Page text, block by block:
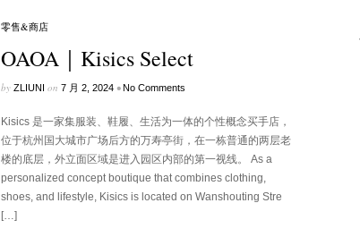
零售&商店
OAOA｜Kisics Select
by ZLIUNI on 7 月 2, 2024 •No Comments
Kisics 是一家集服装、鞋履、生活为一体的个性概念买手店，
位于杭州国大城市广场后方的万寿亭街，在一栋普通的两层老
楼的底层，外立面区域是进入园区内部的第一视线。 As a
personalized concept boutique that combines clothing,
shoes, and lifestyle, Kisics is located on Wanshouting Stre
[…]